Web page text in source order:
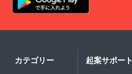
カテゴリー 起案サポート